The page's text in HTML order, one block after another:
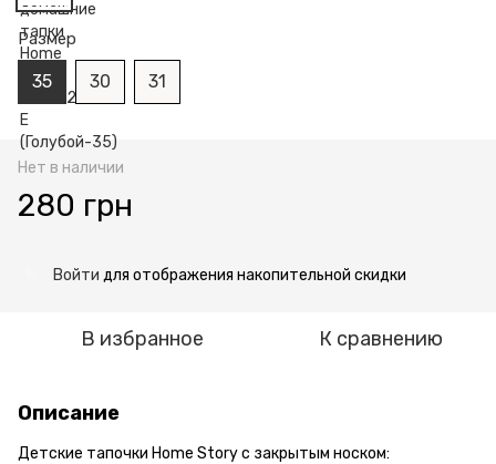
Размер
35 30 31
Нет в наличии
280 грн
Войти для отображения накопительной скидки
В избранное К сравнению
Описание
Детские тапочки Home Story с закрытым носком: